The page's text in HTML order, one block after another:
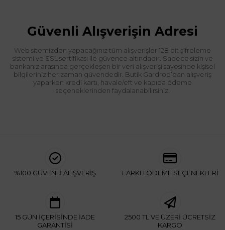
Güvenli Alışverişin Adresi
Web sitemizden yapacağınız tüm alışverişler 128 bit şifreleme
sistemi ve SSL sertifikası ile güvence altındadır. Sadece sizin ve
bankanız arasında gerçekleşen bir veri alışverişi sayesinde kişisel
bilgileriniz her zaman güvendedir. Butik Gardrop’dan alışveriş
yaparken kredi kartı, havale/eft ve kapıda ödeme
seçeneklerinden faydalanabilirsiniz.
%100 GÜVENLİ ALIŞVERİŞ FARKLI ÖDEME SEÇENEKLERİ
15 GÜN İÇERİSİNDE İADE
GARANTİSİ
2500 TL VE ÜZERİ ÜCRETSİZ
KARGO